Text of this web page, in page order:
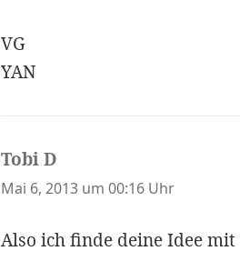
VG
YAN
Tobi D
Mai 6, 2013 um 00:16 Uhr
Also ich finde deine Idee